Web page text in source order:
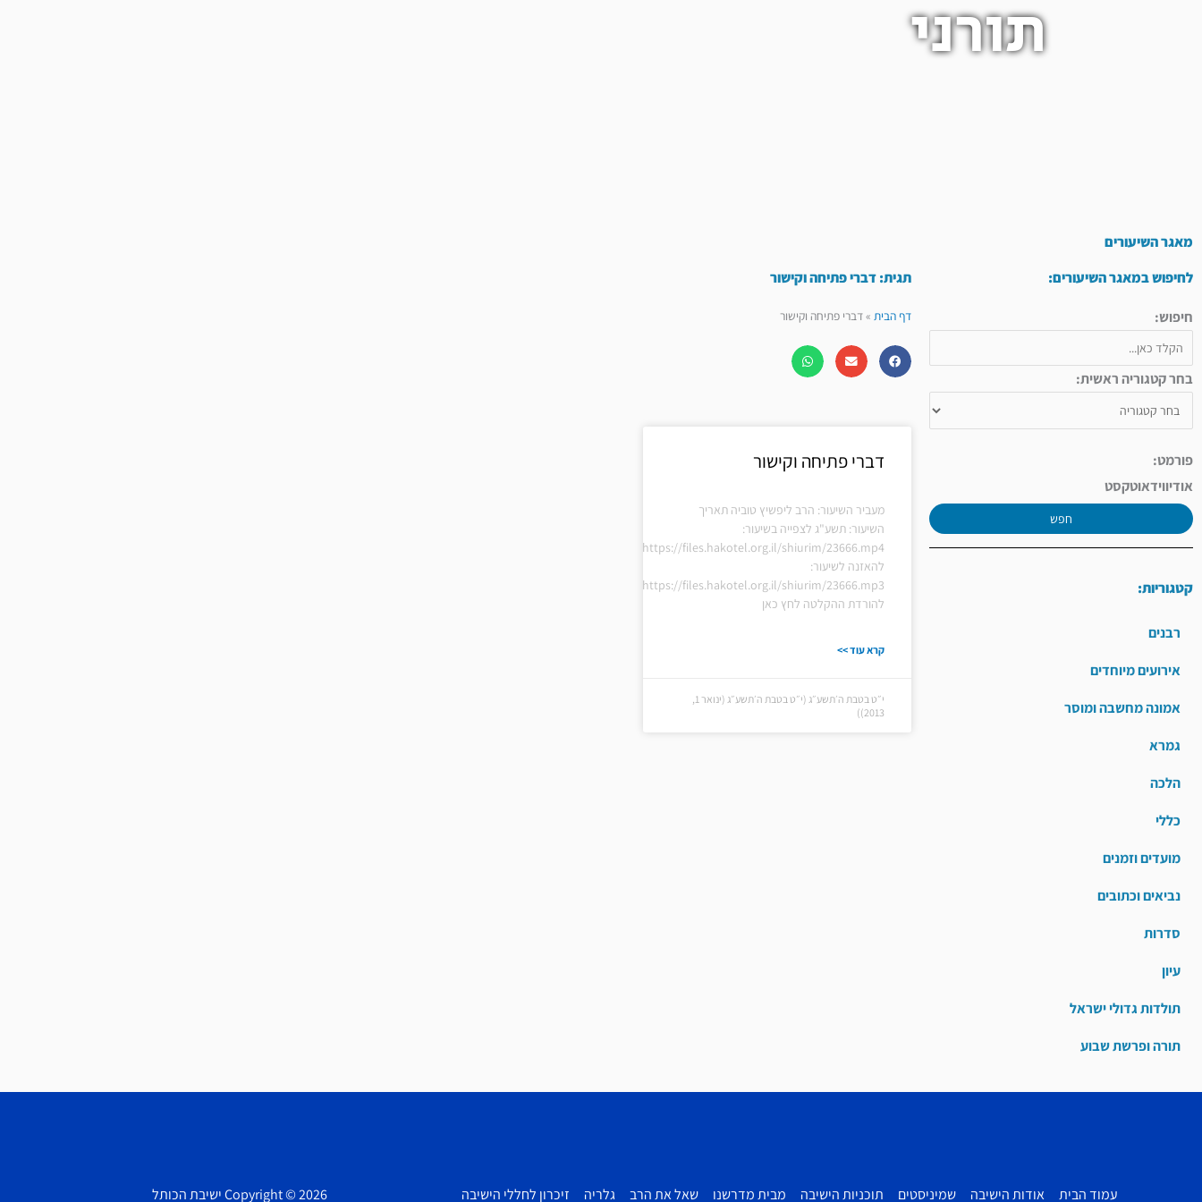
תורני
מאגר השיעורים
לחיפוש במאגר השיעורים:
חיפוש:
בחר קטגוריה ראשית:
פורמט:
אודיווידאוטקסט
חפש
קטגוריות:
רבנים
אירועים מיוחדים
אמונה מחשבה ומוסר
גמרא
הלכה
כללי
מועדים וזמנים
נביאים וכתובים
סדרות
עיון
תולדות גדולי ישראל
תורה ופרשת שבוע
תגית: דברי פתיחה וקישור
דף הבית»דברי פתיחה וקישור
דברי פתיחה וקישור
מעביר השיעור: הרב ליפשיץ טוביה תאריך
השיעור: תשע"ג לצפייה בשיעור:
https://files.hakotel.org.il/shiurim/23666.mp4
להאזנה לשיעור:
https://files.hakotel.org.il/shiurim/23666.mp3
להורדת ההקלטה לחץ כאן
קרא עוד >>
י״ט בטבת ה׳תשע״ג (י״ט בטבת ה׳תשע״ג (ינואר 1,
2013))
עמוד הבית אודות הישיבה שמיניסטים תוכניות הישיבה מבית מדרשנו שאל את הרב גלריה זיכרון לחללי הישיבה Copyright © 2026 ישיבת הכותל